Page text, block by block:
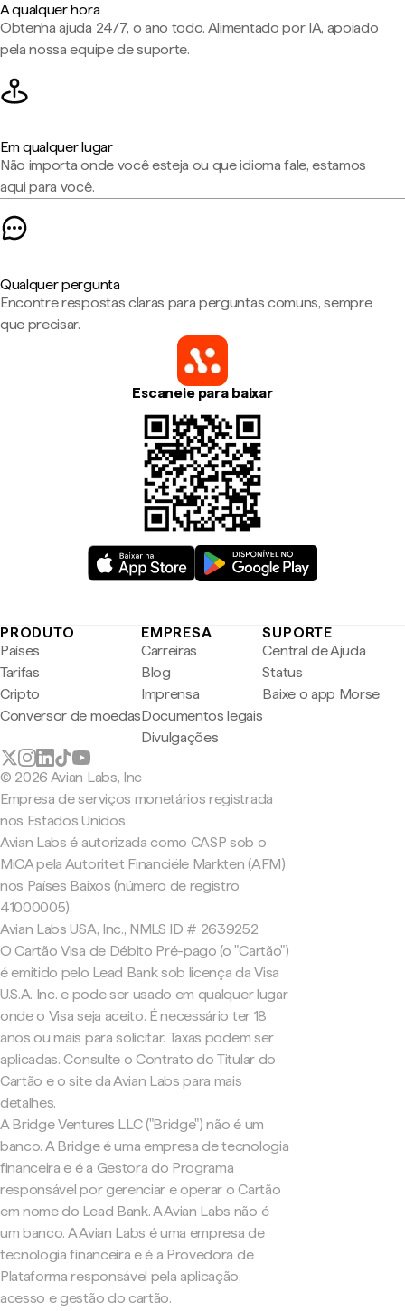
A qualquer hora
Obtenha ajuda 24/7, o ano todo. Alimentado por IA, apoiado
pela nossa equipe de suporte.
Em qualquer lugar
Não importa onde você esteja ou que idioma fale, estamos
aqui para você.
Qualquer pergunta
Encontre respostas claras para perguntas comuns, sempre
que precisar.
Escaneie para baixar
PRODUTO
Países
Tarifas
Cripto
Conversor de moedas
EMPRESA
Carreiras
Blog
Imprensa
Documentos legais
Divulgações
SUPORTE
Central de Ajuda
Status
Baixe o app Morse
© 2026 Avian Labs, Inc
Empresa de serviços monetários registrada
nos Estados Unidos
Avian Labs é autorizada como CASP sob o
MiCA pela Autoriteit Financiële Markten (AFM)
nos Países Baixos (número de registro
41000005).
Avian Labs USA, Inc., NMLS ID # 2639252
O Cartão Visa de Débito Pré-pago (o "Cartão")
é emitido pelo Lead Bank sob licença da Visa
U.S.A. Inc. e pode ser usado em qualquer lugar
onde o Visa seja aceito. É necessário ter 18
anos ou mais para solicitar. Taxas podem ser
aplicadas. Consulte o Contrato do Titular do
Cartão e o site da Avian Labs para mais
detalhes.
A Bridge Ventures LLC ("Bridge") não é um
banco. A Bridge é uma empresa de tecnologia
financeira e é a Gestora do Programa
responsável por gerenciar e operar o Cartão
em nome do Lead Bank. A Avian Labs não é
um banco. A Avian Labs é uma empresa de
tecnologia financeira e é a Provedora de
Plataforma responsável pela aplicação,
acesso e gestão do cartão.